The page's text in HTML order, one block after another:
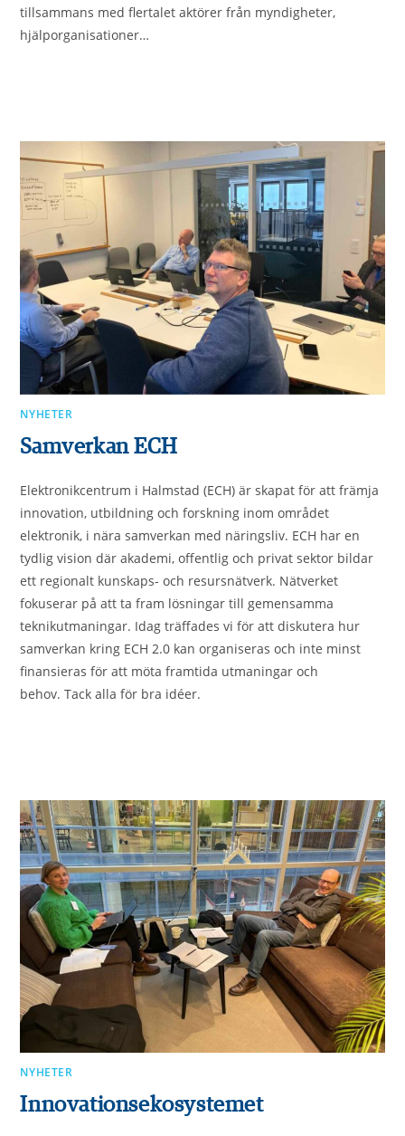
tillsammans med flertalet aktörer från myndigheter,
hjälporganisationer…
NYHETER
Samverkan ECH
Elektronikcentrum i Halmstad (ECH) är skapat för att främja
innovation, utbildning och forskning inom området
elektronik, i nära samverkan med näringsliv. ECH har en
tydlig vision där akademi, offentlig och privat sektor bildar
ett regionalt kunskaps- och resursnätverk. Nätverket
fokuserar på att ta fram lösningar till gemensamma
teknikutmaningar. Idag träffades vi för att diskutera hur
samverkan kring ECH 2.0 kan organiseras och inte minst
finansieras för att möta framtida utmaningar och
behov. Tack alla för bra idéer.
NYHETER
Innovationsekosystemet